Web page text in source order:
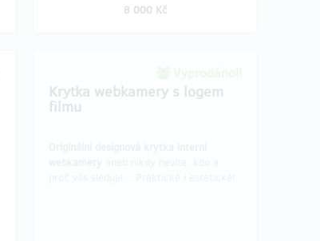
8 000 Kč
Krytka webkamery s logem
filmu